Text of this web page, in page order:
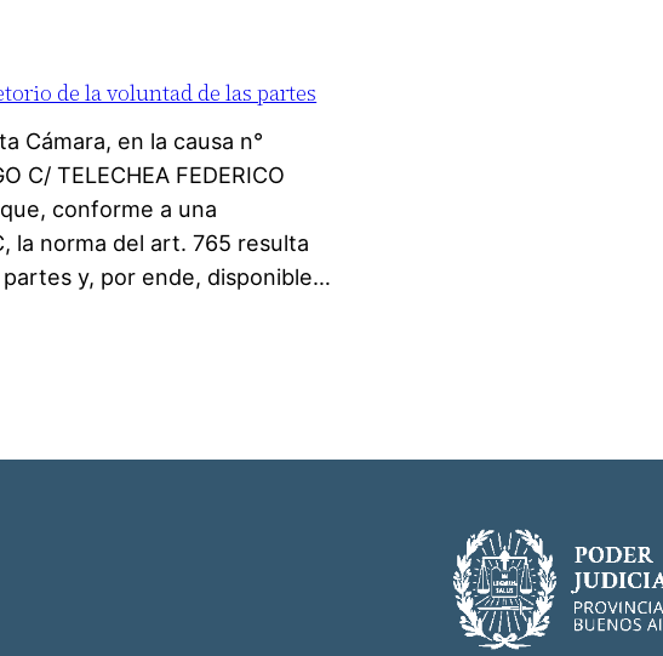
de la voluntad de las partes
Cámara, en la causa n°
C/ TELECHEA FEDERICO
que, conforme a una
la norma del art. 765 resulta
y, por ende, disponible…